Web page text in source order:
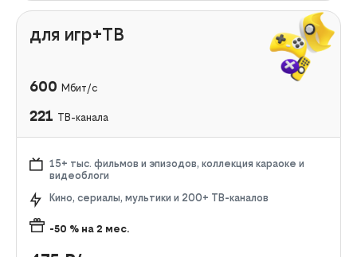
для игр+ТВ
600 Мбит/с
221 ТВ-канала
15+ тыс. фильмов и эпизодов, коллекция караоке и
видеоблоги
Кино, сериалы, мультики и 200+ ТВ-каналов
-50 % на 2 мес.